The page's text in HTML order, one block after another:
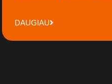
DAUGIAU